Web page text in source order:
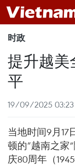
时政
提升越美
平
19/09/2025 03:23
当地时间9月
顿的“越南之家
庆80周年（